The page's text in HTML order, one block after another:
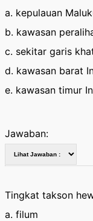
a. kepulauan
b. kawasan
c. sekitar garis
d. kawasan barat
e. kawasan timur
Jawaban:
Tingkat takson
a. filum